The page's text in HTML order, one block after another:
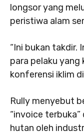
longsor yang
peristiwa alam
“Ini bukan takdir.
para pelaku
konferensi iklim
Rully menyebut
“invoice
hutan oleh